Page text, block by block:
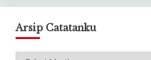
Arsip Catatanku
Arsip